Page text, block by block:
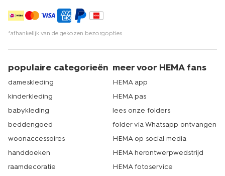
Binnen een paar muisklikken heb je jouw bestelling snel in
huis. Ijskrabbers,microvezeldoekjes
Kom je toch liever langs in één van onze winkels, dan kan
dat natuurlijk ook. Met ruim 500 filialen is er altijd wel een
HEMA bij jou in de buurt. Echt HEMA.
*afhankelijk van de gekozen bezorgopties
populaire categorieën
dameskleding
kinderkleding
babykleding
beddengoed
woonaccessoires
handdoeken
raamdecoratie
meer voor HEMA fans
HEMA app
HEMA pas
lees onze folders
folder via Whatsapp ontvangen
HEMA op social media
HEMA herontwerpwedstrijd
HEMA fotoservice